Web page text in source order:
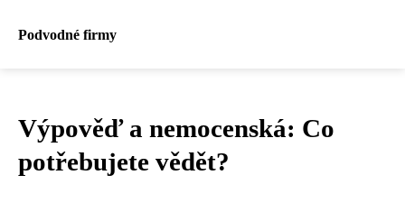
Podvodné firmy
Výpověď a nemocenská: Co
potřebujete vědět?